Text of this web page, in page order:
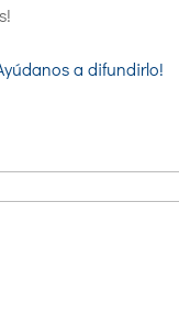
a difundirlo!